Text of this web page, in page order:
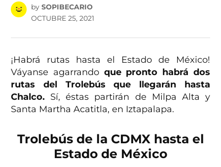
by SOPIBECARIO
OCTUBRE 25, 2021
¡Habrá rutas hasta el Estado de México!
Váyanse agarrando que pronto habrá dos
rutas del Trolebús que llegarán hasta
Chalco. Sí, éstas partirán de Milpa Alta y
Santa Martha Acatitla, en Iztapalapa.
Trolebús de la CDMX hasta el
Estado de México